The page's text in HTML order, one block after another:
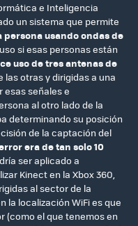
e Inteligencia
un sistema que permite
persona usando ondas de
si esas personas están
uso de tres antenas de
las otras y dirigidas a una
esas señales e
al otro lado de la
determinando su posición
de la captación del
era de tan solo 10
ser aplicado a
Kinect en la Xbox 360,
al sector de la
la localización WiFi es que
(como el que tenemos en